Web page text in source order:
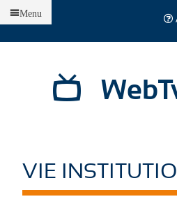
Menu
VIE